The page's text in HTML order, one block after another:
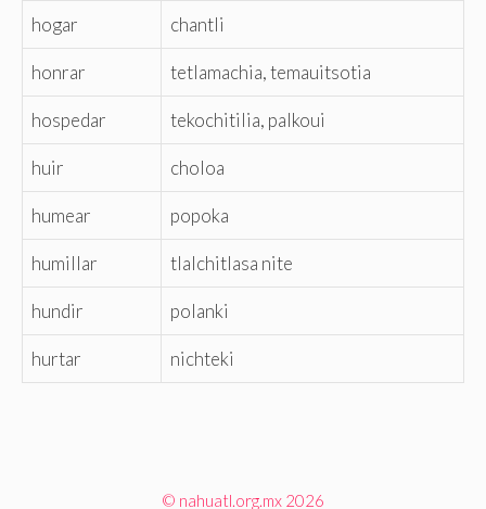
hogar chantli
honrar tetlamachia, temauitsotia
hospedar tekochitilia, palkoui
huir choloa
humear popoka
humillar tlalchitlasa nite
hundir polanki
hurtar nichteki
© nahuatl.org.mx 2026